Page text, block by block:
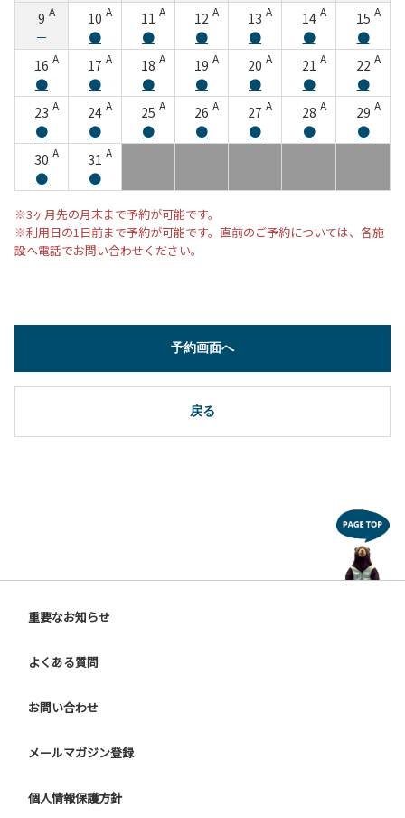
9 A
－
10 A
●
11 A
●
12 A
●
13 A
●
14 A
●
15 A
●
16 A
●
17 A
●
18 A
●
19 A
●
20 A
●
21 A
●
22 A
●
23 A
●
24 A
●
25 A
●
26 A
●
27 A
●
28 A
●
29 A
●
30 A
●
31 A
●
※3ヶ月先の月末まで予約が可能です。
※利用日の1日前まで予約が可能です。直前のご予約については、各施
設へ電話でお問い合わせください。
戻る
予約画面へ
重要なお知らせ
よくある質問
お問い合わせ
メールマガジン登録
個人情報保護方針